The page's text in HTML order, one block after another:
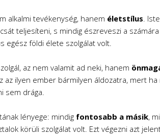
alkalmi tevékenység, hanem életstílus.
teljesíteni, s mindig észreveszi a
egész földi élete szolgálat volt.
az nem valamit ad neki, hanem
az ilyen ember bármilyen áldozatra, mert ha
sem drága.
lényege: mindig fontosabb a másik,
körüli szolgálat volt. Ezt végezni azt